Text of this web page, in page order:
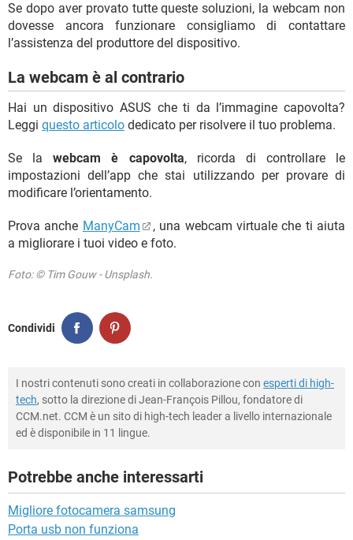
Se dopo aver provato tutte queste soluzioni, la webcam non
dovesse ancora funzionare consigliamo di contattare
l’assistenza del produttore del dispositivo.
La webcam è al contrario
Hai un dispositivo ASUS che ti da l’immagine capovolta?
Leggi questo articolo dedicato per risolvere il tuo problema.
Se lawebcam è capovolta, ricorda di controllare le
impostazioni dell’app che stai utilizzando per provare di
modificare l’orientamento.
Prova anche ManyCam
, una webcam virtuale che ti aiuta
a migliorare i tuoi video e foto.
Foto: © Tim Gouw - Unsplash.
Condividi
I nostri contenuti sono creati in collaborazione con esperti di high-
tech, sotto la direzione di Jean-François Pillou, fondatore di
CCM.net. CCM è un sito di high-tech leader a livello internazionale
ed è disponibile in 11 lingue.
Potrebbe anche interessarti
Migliore fotocamera samsung
Porta usb non funziona